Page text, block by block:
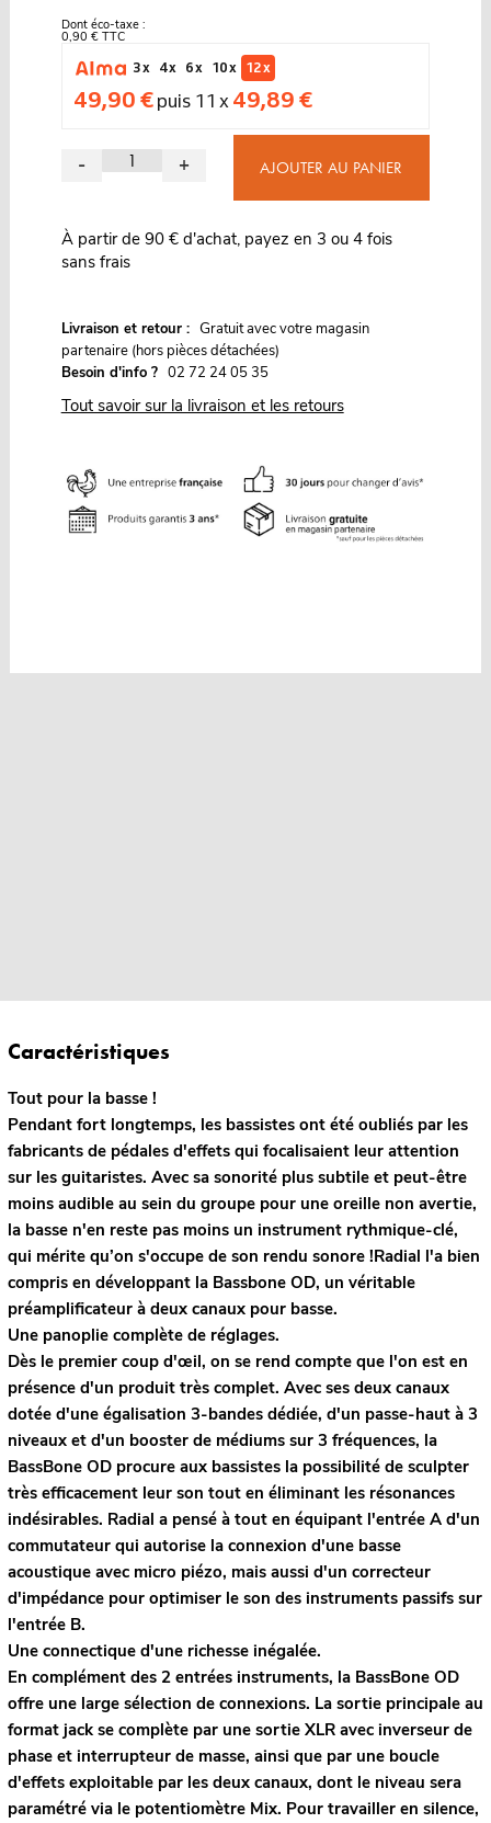
Dont éco-taxe :
0,90 € TTC
3 x
4 x 6 x 10 x 12 x
49,90 €puis 11 x 49,89 €
- + AJOUTER AU PANIER
À partir de 90 € d'achat, payez en 3 ou 4 fois
sans frais
Livraison et retour : Gratuit avec votre magasin
partenaire (hors pièces détachées)
Besoin d'info ? 02 72 24 05 35
Tout savoir sur la livraison et les retours
Caractéristiques
Tout pour la basse !
Pendant fort longtemps, les bassistes ont été oubliés par les
fabricants de pédales d'effets qui focalisaient leur attention
sur les guitaristes. Avec sa sonorité plus subtile et peut-être
moins audible au sein du groupe pour une oreille non avertie,
la basse n'en reste pas moins un instrument rythmique-clé,
qui mérite qu’on s'occupe de son rendu sonore !Radial l'a bien
compris en développant la Bassbone OD, un véritable
préamplificateur à deux canaux pour basse.
Une panoplie complète de réglages.
Dès le premier coup d'œil, on se rend compte que l'on est en
présence d'un produit très complet. Avec ses deux canaux
dotée d'une égalisation 3-bandes dédiée, d'un passe-haut à 3
niveaux et d'un booster de médiums sur 3 fréquences, la
BassBone OD procure aux bassistes la possibilité de sculpter
très efficacement leur son tout en éliminant les résonances
indésirables. Radial a pensé à tout en équipant l'entrée A d'un
commutateur qui autorise la connexion d'une basse
acoustique avec micro piézo, mais aussi d'un correcteur
d'impédance pour optimiser le son des instruments passifs sur
l'entrée B.
Une connectique d'une richesse inégalée.
En complément des 2 entrées instruments, la BassBone OD
offre une large sélection de connexions. La sortie principale au
format jack se complète par une sortie XLR avec inverseur de
phase et interrupteur de masse, ainsi que par une boucle
d'effets exploitable par les deux canaux, dont le niveau sera
paramétré via le potentiomètre Mix. Pour travailler en silence,